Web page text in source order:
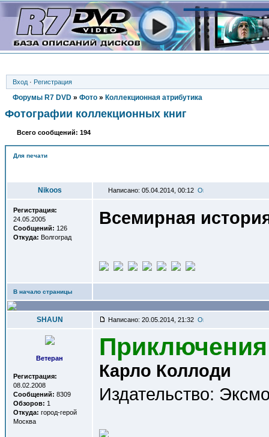
Вход · Регистрация
Форумы R7 DVD » Фото » Коллекционная атрибутика
Фотографии коллекционных книг
Всего сообщений: 194
Для печати
Nikoos Написано: 05.04.2014, 00:12
Регистрация:
24.05.2005
Сообщений: 126
Откуда: Волгоград
Всемирная
В начало страницы
SHAUN Написано: 20.05.2014, 21:32
Ветеран
Регистрация:
08.02.2008
Сообщений: 8309
Обзоров: 1
Откуда: город-герой
Москва
Карло Коллоди
Издательство: